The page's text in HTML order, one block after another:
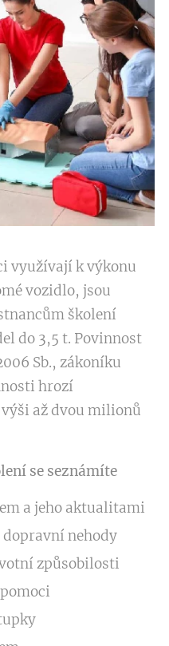
využívají k výkonu
vozidlo, jsou
školení
do 3,5 t. Povinnost
Sb., zákoníku
hrozí
až dvou milionů
se seznámíte
a jeho aktualitami
dopravní nehody
způsobilosti